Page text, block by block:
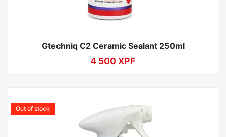
Gtechniq C2 Ceramic Sealant 250ml
4 500 XPF
Out of stock